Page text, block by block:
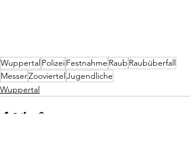
WuppertalPolizeiFestnahme Raub Raubüberfall
MesserZooviertelJugendliche
Wuppertal